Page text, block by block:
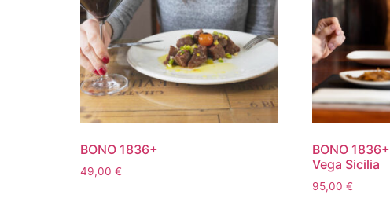
BONO 1836+
49,00 €
BONO 1836+
Vega Sicilia
95,00 €